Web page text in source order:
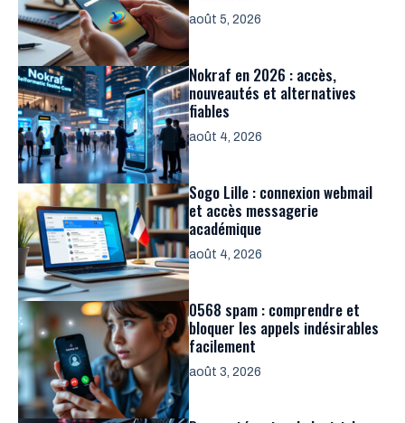
août 5, 2026
Nokraf en 2026 : accès,
nouveautés et alternatives
fiables
août 4, 2026
Sogo Lille : connexion webmail
et accès messagerie
académique
août 4, 2026
0568 spam : comprendre et
bloquer les appels indésirables
facilement
août 3, 2026